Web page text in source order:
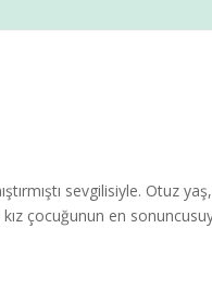
sevgilisiyle. Otuz
çocuğunun en